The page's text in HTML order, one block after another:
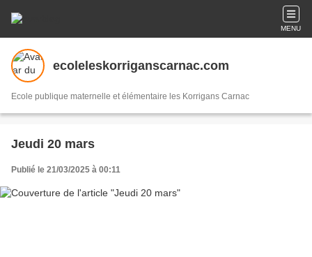
MENU
ecoleleskorriganscarnac.com
Ecole publique maternelle et élémentaire les Korrigans Carnac
Jeudi 20 mars
Publié le 21/03/2025 à 00:11